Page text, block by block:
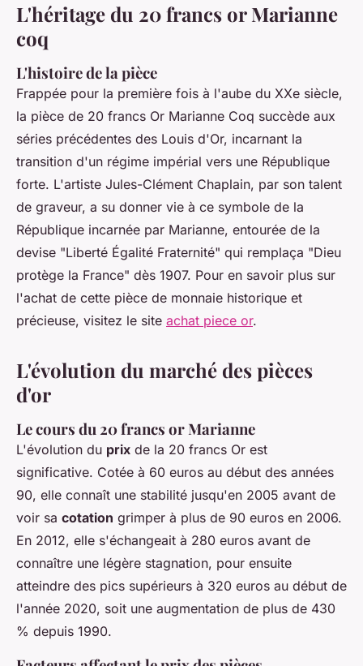
L'héritage du 20 francs or Marianne
coq
L'histoire de la pièce
Frappée pour la première fois à l'aube du XXe siècle,
la pièce de 20 francs Or Marianne Coq succède aux
séries précédentes des Louis d'Or, incarnant la
transition d'un régime impérial vers une République
forte. L'artiste Jules-Clément Chaplain, par son talent
de graveur, a su donner vie à ce symbole de la
République incarnée par Marianne, entourée de la
devise "Liberté Égalité Fraternité" qui remplaça "Dieu
protège la France" dès 1907. Pour en savoir plus sur
l'achat de cette pièce de monnaie historique et
précieuse, visitez le site achat piece or.
L'évolution du marché des pièces
d'or
Le cours du 20 francs or Marianne
L'évolution du prix de la 20 francs Or est
significative. Cotée à 60 euros au début des années
90, elle connaît une stabilité jusqu'en 2005 avant de
voir sa cotation grimper à plus de 90 euros en 2006.
En 2012, elle s'échangeait à 280 euros avant de
connaître une légère stagnation, pour ensuite
atteindre des pics supérieurs à 320 euros au début de
l'année 2020, soit une augmentation de plus de 430
% depuis 1990.